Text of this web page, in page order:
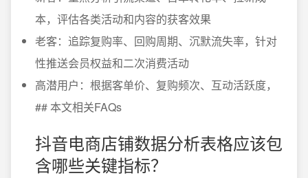
本，评估各类活动和内容的获客效果
老客：追踪复购率、回购周期、沉默流失率，针对
性推送会员权益和二次消费活动
高潜用户：根据客单价、复购频次、互动活跃度，
## 本文相关FAQs
抖音电商店铺数据分析表格应该包
含哪些关键指标？